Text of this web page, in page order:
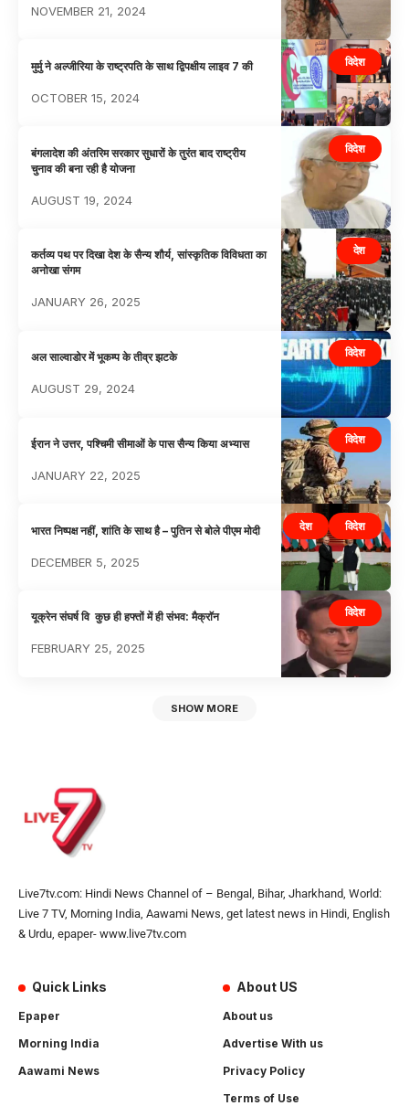
NOVEMBER 21, 2024
विदेश
मुर्मु ने अल्जीरिया के राष्ट्रपति के साथ द्विपक्षीय लाइव 7 की
OCTOBER 15, 2024
विदेश
बंगलादेश की अंतरिम सरकार सुधारों के तुरंत बाद राष्ट्रीय
चुनाव की बना रही है योजना
AUGUST 19, 2024
देश
कर्तव्य पथ पर दिखा देश के सैन्य शौर्य, सांस्कृतिक विविधता का
अनोखा संगम
JANUARY 26, 2025
विदेश
अल साल्वाडोर में भूकम्प के तीव्र झटके
AUGUST 29, 2024
विदेश
ईरान ने उत्तर, पश्चिमी सीमाओं के पास सैन्य किया अभ्यास
JANUARY 22, 2025
देश विदेश
भारत निष्पक्ष नहीं, शांति के साथ है – पुतिन से बोले पीएम मोदी
DECEMBER 5, 2025
विदेश
यूक्रेन संघर्ष वि कुछ ही हफ्तों में ही संभव: मैक्राॅन
FEBRUARY 25, 2025
SHOW MORE
Live7tv.com: Hindi News Channel of – Bengal, Bihar, Jharkhand, World:
Live 7 TV, Morning India, Aawami News, get latest news in Hindi, English
& Urdu, epaper- www.live7tv.com
Quick Links
Epaper
Morning India
Aawami News
About US
About us
Advertise With us
Privacy Policy
Terms of Use